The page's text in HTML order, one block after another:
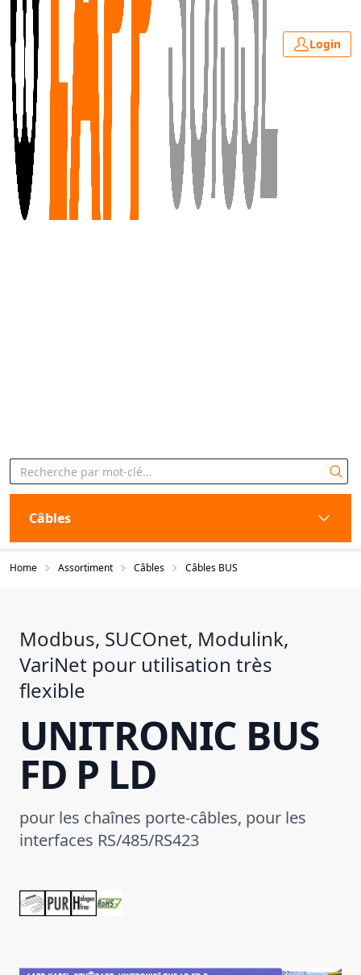
Login
Câbles
Home Assortiment Câbles Câbles BUS
Modbus, SUCOnet, Modulink,
VariNet pour utilisation très
flexible
UNITRONIC BUS
FD P LD
pour les chaînes porte-câbles, pour les
interfaces RS/485/RS423